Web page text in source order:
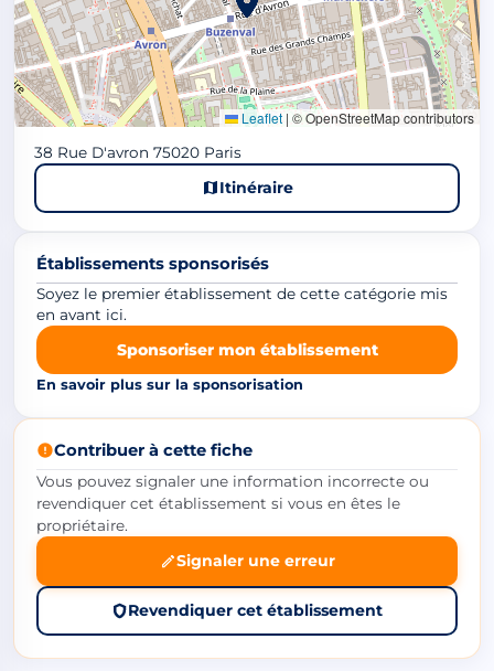
Leaflet | © OpenStreetMap contributors
38 Rue D'avron 75020 Paris
Itinéraire
Établissements sponsorisés
Soyez le premier établissement de cette catégorie mis
en avant ici.
Sponsoriser mon établissement
En savoir plus sur la sponsorisation
Contribuer à cette fiche
Vous pouvez signaler une information incorrecte ou
revendiquer cet établissement si vous en êtes le
propriétaire.
Signaler une erreur
Revendiquer cet établissement